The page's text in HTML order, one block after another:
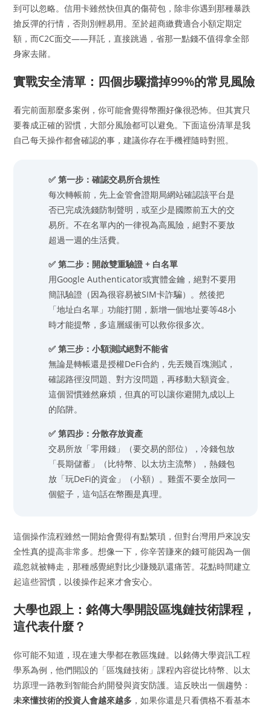
到可以忽略。信用卡雖然快但真的傷荷包，除非你遇到那種暴跌
搶反彈的行情，否則別輕易用。至於超商繳費適合小額定期定
額，而C2C面交——拜託，直接跳過，省那一點錢不值得拿全部
身家去賭。
實戰安全清單：四個步驟擋掉99%的常見風險
看完前面那麼多案例，你可能會覺得幣圈好像很恐怖。但其實只
要養成正確的習慣，大部分風險都可以避免。下面這份清單是我
自己每天操作都會確認的事，建議你存在手機裡隨時對照。
✅ 第一步：確認交易所合規性
每次轉帳前，先上金管會證期局網站確認該平台是
否已完成洗錢防制聲明，或至少是國際前五大的交
易所。不在名單內的一律視為高風險，絕對不要放
超過一週的生活費。
✅ 第二步：開啟雙重驗證 + 白名單
用Google Authenticator或實體金鑰，絕對不要用
簡訊驗證（因為很容易被SIM卡詐騙）。然後把
「地址白名單」功能打開，新增一個地址要等48小
時才能提幣，多這層緩衝可以救你很多次。
✅ 第三步：小額測試絕對不能省
無論是轉帳還是授權DeFi合約，先丟幾百塊測試，
確認路徑沒問題、對方沒問題，再移動大額資金。
這個習慣雖然麻煩，但真的可以讓你避開九成以上
的陷阱。
✅ 第四步：分散存放資產
交易所放「零用錢」（要交易的部位），冷錢包放
「長期儲蓄」（比特幣、以太坊主流幣），熱錢包
放「玩DeFi的資金」（小額）。雞蛋不要全放同一
個籃子，這句話在幣圈是真理。
這個操作流程雖然一開始會覺得有點繁瑣，但對台灣用戶來說安
全性真的提高非常多。想像一下，你辛苦賺來的錢可能因為一個
疏忽就被轉走，那種感覺絕對比少賺幾趴還痛苦。花點時間建立
起這些習慣，以後操作起來才會安心。
大學也跟上：銘傳大學開設區塊鏈技術課程，
這代表什麼？
你可能不知道，現在連大學都在教區塊鏈。以銘傳大學資訊工程
學系為例，他們開設的「區塊鏈技術」課程內容從比特幣、以太
坊原理一路教到智能合約開發與資安防護。這反映出一個趨勢：
未來懂技術的投資人會越來越多 ，如果你還是只看價格不看基本